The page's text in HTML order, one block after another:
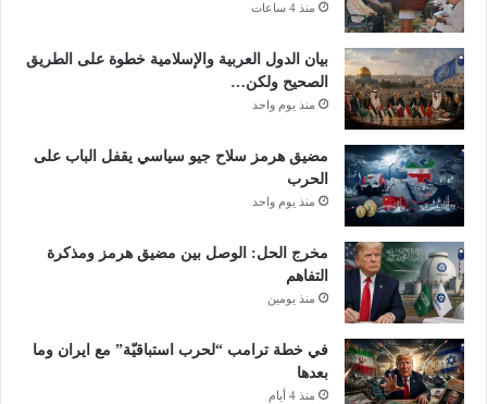
منذ 4 ساعات
بيان الدول العربية والإسلامية خطوة على الطريق
الصحيح ولكن…
منذ يوم واحد
مضيق هرمز سلاح جيو سياسي يقفل الباب على
الحرب
منذ يوم واحد
مخرج الحل: الوصل بين مضيق هرمز ومذكرة
التفاهم
منذ يومين
في خطة ترامب “لحرب استباقيّة” مع ايران وما
بعدها
منذ 4 أيام